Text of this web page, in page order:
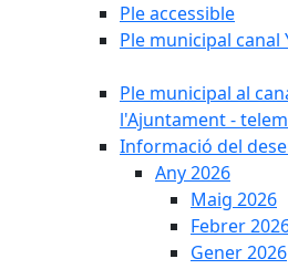
Ple accessible
Ple municipal canal
Ple municipal al
l'Ajuntament -
Informació del
Any 2026
Maig 2026
Febrer
Gener 2026